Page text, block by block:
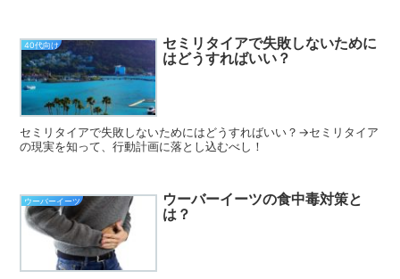
40代向け
セミリタイアで失敗しないために
はどうすればいい？
セミリタイアで失敗しないためにはどうすればいい？→セミリタイア
の現実を知って、行動計画に落とし込むべし！
ウーバーイーツ
ウーバーイーツの食中毒対策と
は？